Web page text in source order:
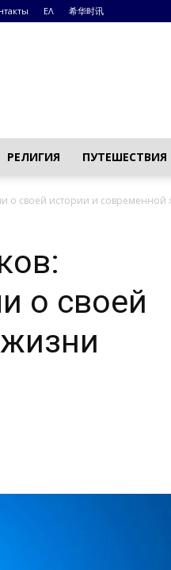
ΕΛ 希华时讯
РЕЛИГИЯ ПУТЕШЕСТВИЯ
о своей истории и современной
о своей